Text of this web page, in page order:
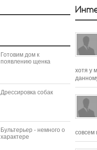
Готовим дом к
появлению щенка
Дрессировка собак
Бультерьер - немного о
характере
хотя у
совсем